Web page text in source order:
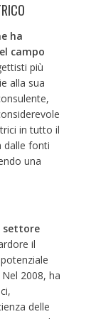
ha
campo
più
alla sua
in tutto il
dalle fonti
una
settore
il
2008, ha
delle